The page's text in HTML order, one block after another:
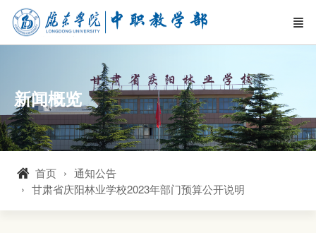
新闻概览
首页
通知公告
甘肃省庆阳林业学校2023年部门预算公开说明